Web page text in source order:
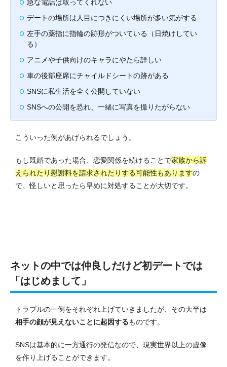
急な電話は取ってくれない
デートの場所は人目につきにくい場所が多い気がする
左手の薬指に指輪の跡形がついている（日焼けしてい
る）
アニメや子供向けのキャラにやたら詳しい
車の後部座席にチャイルドシートの跡がある
SNSに私生活を全く公開していない
SNSへの公開を恐れ、一緒に写真を撮りたがらない
こういった例があげられるでしょう。
もし既婚であった場合、恋愛関係を続けることで家族から訴
えられたり慰謝料を請求されたりする可能性もありますの
で、怪しいと思ったら早めに対処することが大切です。
ネットの中では仲良しだけど初デートでは
「はじめまして」
トラブルの一例をそれぞれ上げていきましたが、その大半は
相手の顔が見えないことに起因するものです。
SNSは基本的に一方通行の発信なので、現実世界以上の虚像
を作り上げることができます。